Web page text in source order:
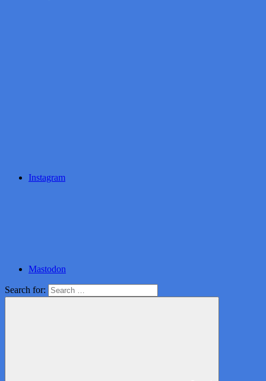
Instagram
Mastodon
Search for: